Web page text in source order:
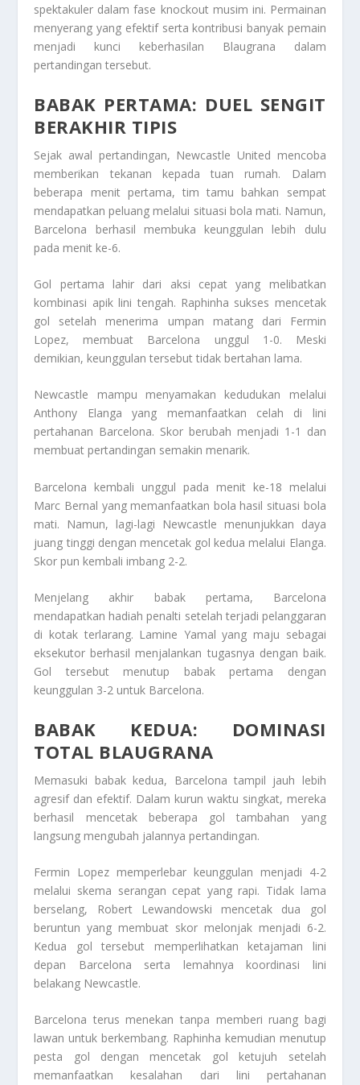
spektakuler dalam fase knockout musim ini. Permainan
menyerang yang efektif serta kontribusi banyak pemain
menjadi kunci keberhasilan Blaugrana dalam
pertandingan tersebut.
BABAK PERTAMA: DUEL SENGIT
BERAKHIR TIPIS
Sejak awal pertandingan, Newcastle United mencoba
memberikan tekanan kepada tuan rumah. Dalam
beberapa menit pertama, tim tamu bahkan sempat
mendapatkan peluang melalui situasi bola mati. Namun,
Barcelona berhasil membuka keunggulan lebih dulu
pada menit ke-6.
Gol pertama lahir dari aksi cepat yang melibatkan
kombinasi apik lini tengah. Raphinha sukses mencetak
gol setelah menerima umpan matang dari Fermin
Lopez, membuat Barcelona unggul 1-0. Meski
demikian, keunggulan tersebut tidak bertahan lama.
Newcastle mampu menyamakan kedudukan melalui
Anthony Elanga yang memanfaatkan celah di lini
pertahanan Barcelona. Skor berubah menjadi 1-1 dan
membuat pertandingan semakin menarik.
Barcelona kembali unggul pada menit ke-18 melalui
Marc Bernal yang memanfaatkan bola hasil situasi bola
mati. Namun, lagi-lagi Newcastle menunjukkan daya
juang tinggi dengan mencetak gol kedua melalui Elanga.
Skor pun kembali imbang 2-2.
Menjelang akhir babak pertama, Barcelona
mendapatkan hadiah penalti setelah terjadi pelanggaran
di kotak terlarang. Lamine Yamal yang maju sebagai
eksekutor berhasil menjalankan tugasnya dengan baik.
Gol tersebut menutup babak pertama dengan
keunggulan 3-2 untuk Barcelona.
BABAK KEDUA: DOMINASI
TOTAL BLAUGRANA
Memasuki babak kedua, Barcelona tampil jauh lebih
agresif dan efektif. Dalam kurun waktu singkat, mereka
berhasil mencetak beberapa gol tambahan yang
langsung mengubah jalannya pertandingan.
Fermin Lopez memperlebar keunggulan menjadi 4-2
melalui skema serangan cepat yang rapi. Tidak lama
berselang, Robert Lewandowski mencetak dua gol
beruntun yang membuat skor melonjak menjadi 6-2.
Kedua gol tersebut memperlihatkan ketajaman lini
depan Barcelona serta lemahnya koordinasi lini
belakang Newcastle.
Barcelona terus menekan tanpa memberi ruang bagi
lawan untuk berkembang. Raphinha kemudian menutup
pesta gol dengan mencetak gol ketujuh setelah
memanfaatkan kesalahan dari lini pertahanan